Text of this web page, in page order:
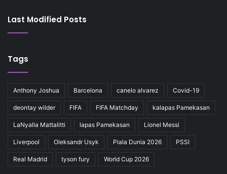
Last Modified Posts
Tags
Anthony Joshua Barcelona canelo alvarez Covid-19
deontay wilder FIFA FIFA Matchday kalapas Pamekasan
LaNyalla Mattalitti lapas Pamekasan Lionel Messi
Liverpool Oleksandr Usyk Piala Dunia 2026 PSSI
Real Madrid tyson fury World Cup 2026